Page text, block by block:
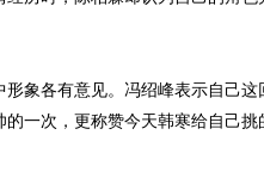
各有意见。冯绍峰表示自己这
一次，更称赞今天韩寒给自己